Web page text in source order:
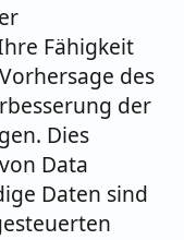
Fähigkeit
des
der
Dies
Data
Daten sind